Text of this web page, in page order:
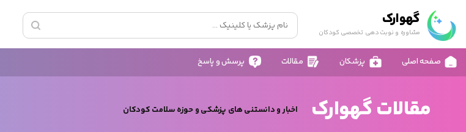
گهوارک
مشاوره و نوبت دهی تخصصی کودکان
صفحه اصلی پزشکان مقالات پرسش و پاسخ
مقالات گهوارک اخبار و دانستنی های پزشکی و حوزه سلامت کودکان